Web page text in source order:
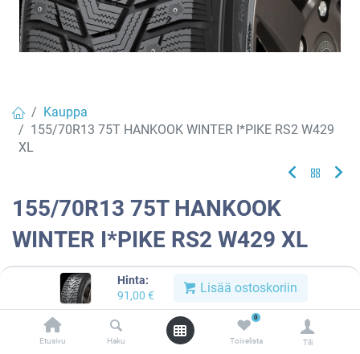
Hinta:
91,00 € Lisää ostoskoriin
Etusivu Haku
0
Toivelista Tili
Kauppa
155/70R13 75T HANKOOK WINTER I*PIKE RS2 W429
XL
155/70R13 75T HANKOOK
WINTER I*PIKE RS2 W429 XL
EAN:8808563506449 Tuotekoodi:827362
€ / kpl
Toimittajilla (kotimaa): Saatavilla